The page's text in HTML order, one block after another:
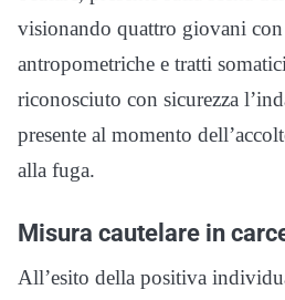
visionando quattro giovani con
antropometriche e tratti
riconosciuto con sicurezza
presente al momento
alla fuga.
Misura cautelare in
All’esito della positiva